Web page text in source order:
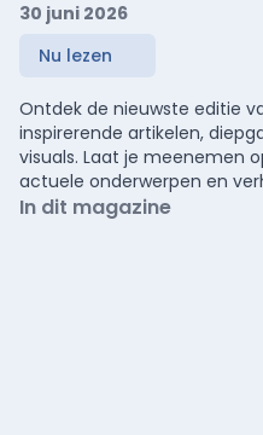
30 juni 2026
Nu lezen
Ontdek de nieuwste editie
inspirerende artikelen,
visuals. Laat je meenemen
actuele onderwerpen en
In dit magazine